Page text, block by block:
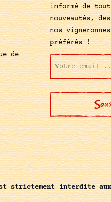
de
informé de
nouveautés,
nos
préférés !
strictement interdite aux